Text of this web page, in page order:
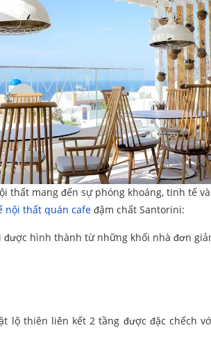
thất mang đến sự phóng khoáng, tinh tế
nội thất quán cafe đậm chất Santorini:
hình thành từ những khối nhà đơn
lộ thiên liên kết 2 tầng được đặc chếch